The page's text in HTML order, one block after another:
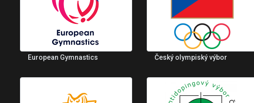
European Gymnastics Český olympiský výbor